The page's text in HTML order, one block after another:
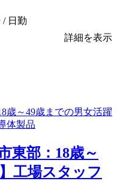
/ 日勤
詳細を表示
東部：18歳～
工場スタッフ